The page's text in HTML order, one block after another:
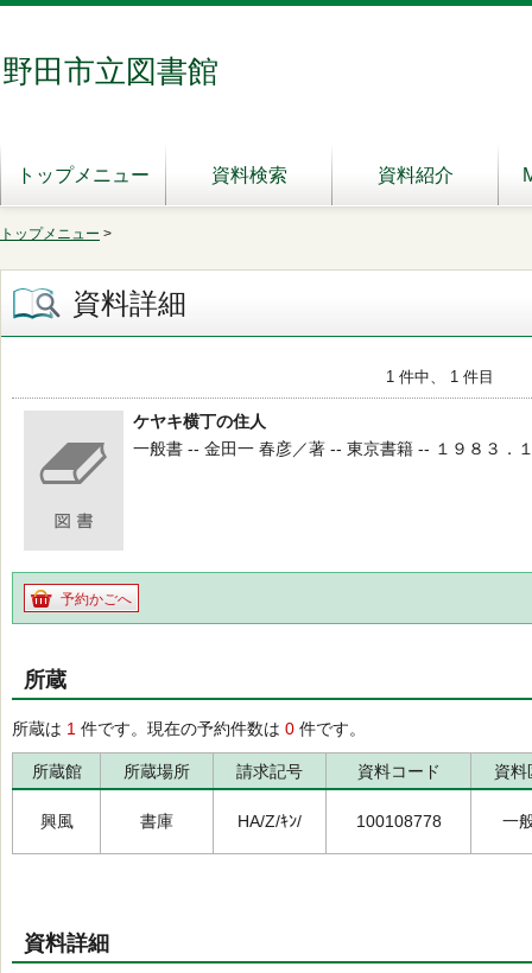
野田市立図書館
トップメニュー 資料検索 資料紹介
トップメニュー >
資料詳細
1 件中、 1 件目
ケヤキ横丁の住人
一般書 -- 金田一 春彦／著 -- 東京書籍 -- １９８３．
予約かごへ
所蔵
所蔵は 1 件です。現在の予約件数は 0 件です。
所蔵館 所蔵場所 請求記号 資料コード 資料
興風 書庫 HA/Z/ｷﾝ/ 100108778 一
資料詳細